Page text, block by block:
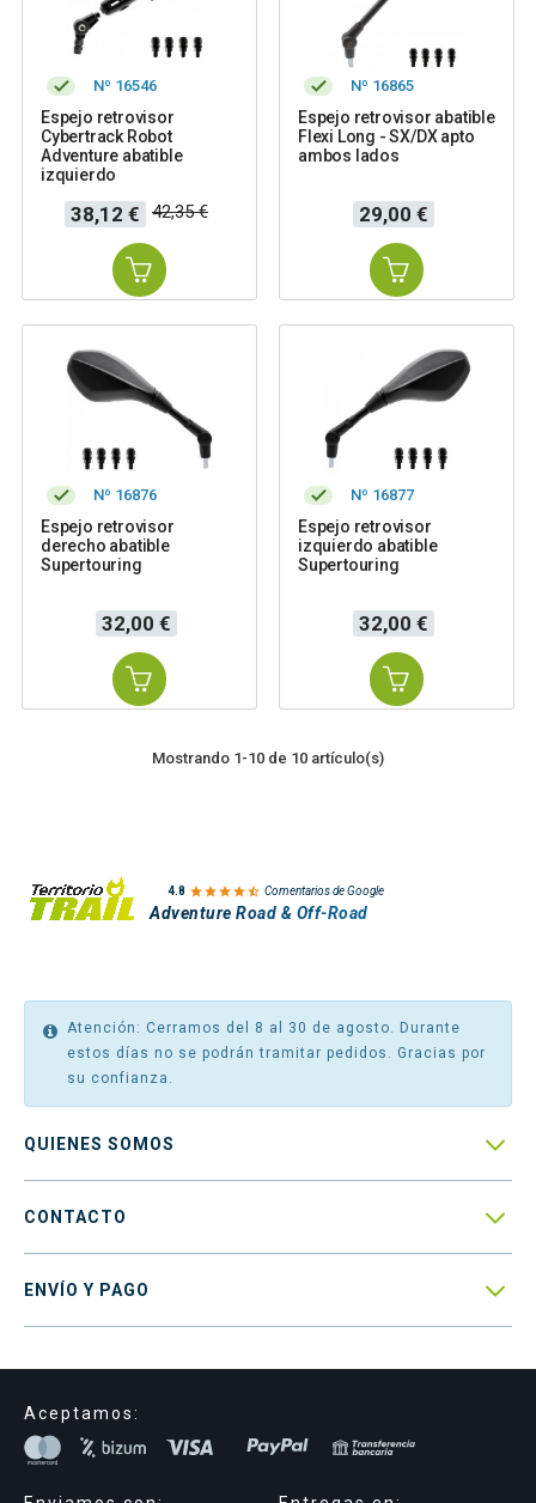
Nº 16546
Espejo retrovisor
Cybertrack Robot
Adventure abatible
izquierdo
Precio
38,12 €
Precio
base
42,35 €
Nº 16865
Espejo retrovisor abatible
Flexi Long - SX/DX apto
ambos lados
Precio
29,00 €
Nº 16876
Espejo retrovisor
derecho abatible
Supertouring
Precio
32,00 €
Nº 16877
Espejo retrovisor
izquierdo abatible
Supertouring
Precio
32,00 €
Mostrando 1-10 de 10 artículo(s)
4.8  Comentarios de Google
Adventure Road & Off-Road
Atención: Cerramos del 8 al 30 de agosto. Durante
estos días no se podrán tramitar pedidos. Gracias por
su confianza.
QUIENES SOMOS 
CONTACTO 
ENVÍO Y PAGO 
Aceptamos: